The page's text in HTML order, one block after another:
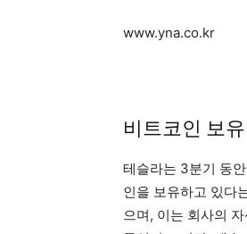
www.yna.co.kr
비트코인 보
테슬라는 3분기 동
인을 보유하고 있다
으며, 이는 회사의